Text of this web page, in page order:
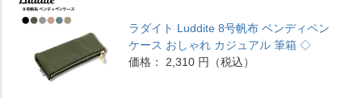
ラダイト Luddite 8号帆布 ベンディペン
ケース おしゃれ カジュアル 筆箱 ◇
価格： 2,310 円（税込）